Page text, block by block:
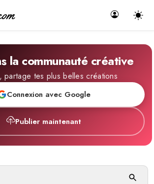
la communauté créative
partage tes plus belles créations
Connexion avec Google
Publier maintenant